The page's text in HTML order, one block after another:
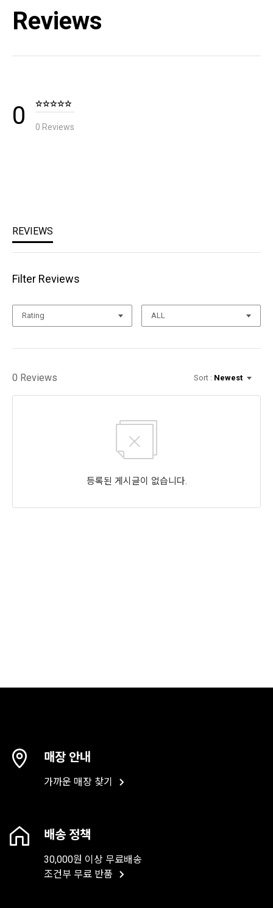
Reviews
매장 안내
가까운 매장 찾기
배송 정책
30,000원 이상 무료배송
조건부 무료 반품